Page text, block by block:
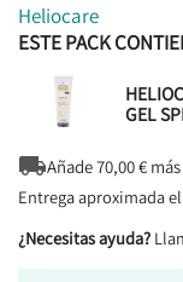
Heliocare
ESTE PACK
GEL
Añade70,00€
Entrega aproximada el
¿Necesitas ayuda?